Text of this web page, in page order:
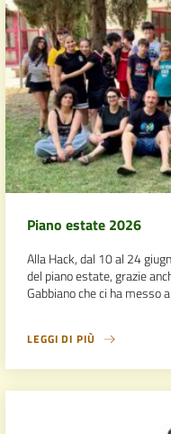
Piano estate 2026
Alla Hack, dal 10 al 24
del piano estate, grazie
Gabbiano che ci ha messo
LEGGI DI PIÙ